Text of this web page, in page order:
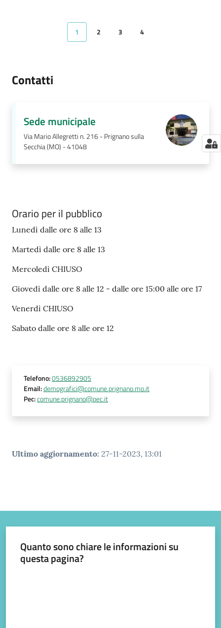
Pagina precedente
Pagina
1 Pagina
2 Pagina
3 Pagina
4
Contatti
Sede municipale
Via Mario Allegretti n. 216 - Prignano sulla
Secchia (MO) - 41048
Orario per il pubblico
Lunedì dalle ore 8 alle 13
Martedì dalle ore 8 alle 13
Mercoledì CHIUSO
Giovedì dalle ore 8 alle 12 - dalle ore 15:00 alle ore 17
Venerdì CHIUSO
Sabato dalle ore 8 alle ore 12
Telefono:0536892905
Email:demografici@comune.prignano.mo.it
Pec:comune.prignano@pec.it
Ultimo aggiornamento: 27-11-2023, 13:01
Quanto sono chiare le informazioni su
questa pagina?